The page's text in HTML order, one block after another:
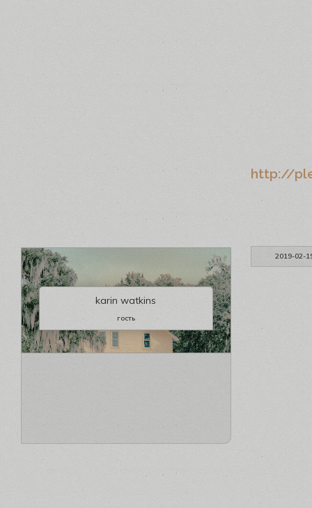
http://
2019-02-
karin watkins
гость